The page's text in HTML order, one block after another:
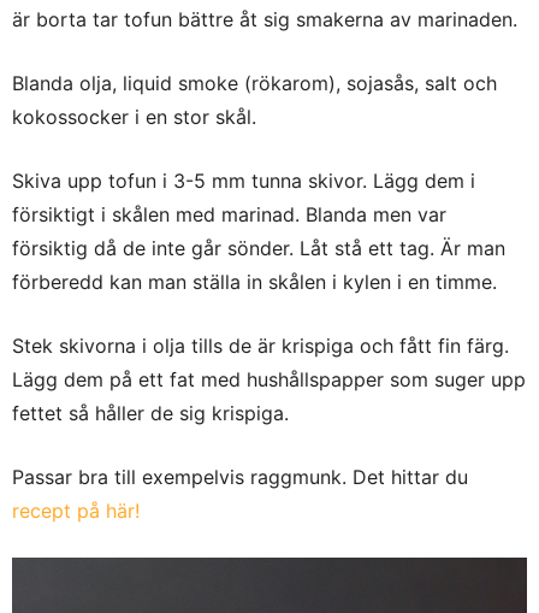
är borta tar tofun bättre åt sig smakerna av marinaden.
Blanda olja, liquid smoke (rökarom), sojasås, salt och
kokossocker i en stor skål.
Skiva upp tofun i 3-5 mm tunna skivor. Lägg dem i
försiktigt i skålen med marinad. Blanda men var
försiktig då de inte går sönder. Låt stå ett tag. Är man
förberedd kan man ställa in skålen i kylen i en timme.
Stek skivorna i olja tills de är krispiga och fått fin färg.
Lägg dem på ett fat med hushållspapper som suger upp
fettet så håller de sig krispiga.
Passar bra till exempelvis raggmunk. Det hittar du
recept på här!